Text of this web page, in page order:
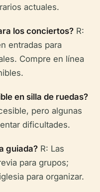
actuales.
los conciertos? R:
entradas para
Compre en línea
en silla de ruedas?
pero algunas
dificultades.
guiada? R: Las
para grupos;
para organizar.